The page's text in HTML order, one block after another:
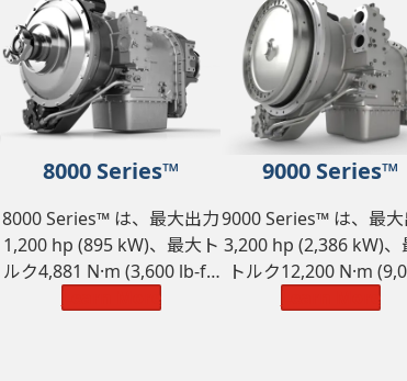
8000 Series™
8000 Series™ は、最大出力
1,200 hp (895 kW)、最大ト
ルク4,881 N·m (3,600 lb-ft)
の定格能力を備えていま
Learn More
9000 Series™
9000 Series™ は、最大
3,200 hp (2,386 kW)、
トルク12,200 N·m
の定格能力を備えてい
Learn More